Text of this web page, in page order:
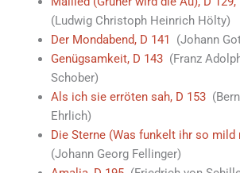
(Ludwig Christoph Heinrich Hölty)
Der Mondabend, D 141 (Johann
Genügsamkeit, D 143(Franz
Schober)
Als ich sie erröten sah, D 153
Ehrlich)
Die Sterne (Was funkelt ihr so mild
(Johann Georg Fellinger)